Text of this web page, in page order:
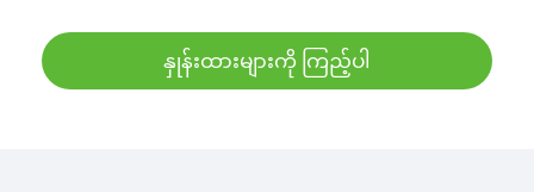
နှုန်းထားများကို ကြည့်ပါ